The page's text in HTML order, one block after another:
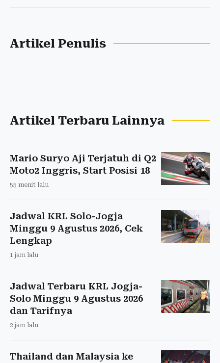
Artikel Penulis
Artikel Terbaru Lainnya
Mario Suryo Aji Terjatuh di Q2
Moto2 Inggris, Start Posisi 18
55 menit lalu
Jadwal KRL Solo-Jogja
Minggu 9 Agustus 2026, Cek
Lengkap
1 jam lalu
Jadwal Terbaru KRL Jogja-
Solo Minggu 9 Agustus 2026
dan Tarifnya
2 jam lalu
Thailand dan Malaysia ke